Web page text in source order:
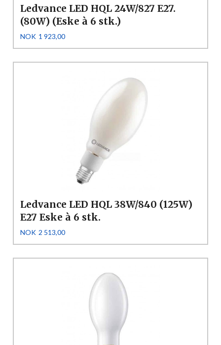
Ledvance LED HQL 24W/827 E27.
(80W) (Eske à 6 stk.)
Pris
NOK 1 923,00
Ledvance LED HQL 38W/840 (125W)
E27 Eske à 6 stk.
Pris
NOK 2 513,00